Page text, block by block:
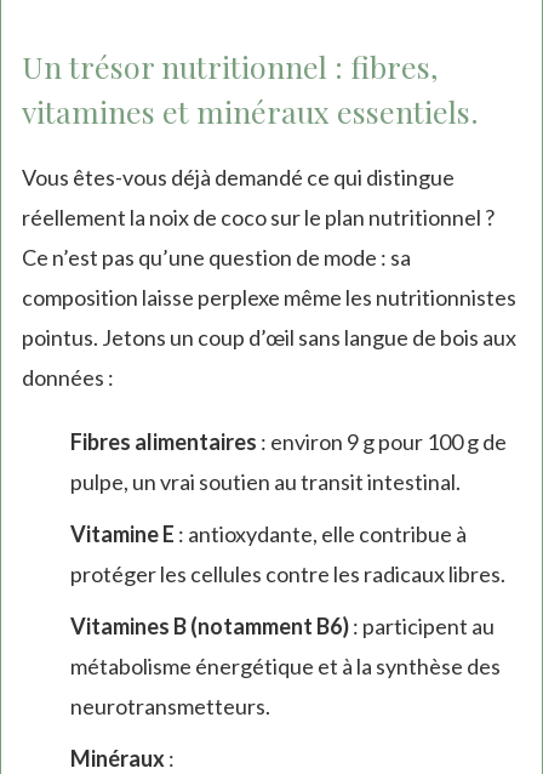
Un trésor nutritionnel : fibres,
vitamines et minéraux essentiels.
Vous êtes-vous déjà demandé ce qui distingue
réellement la noix de coco sur le plan nutritionnel ?
Ce n’est pas qu’une question de mode : sa
composition laisse perplexe même les nutritionnistes
pointus. Jetons un coup d’œil sans langue de bois aux
données :
Fibres alimentaires : environ 9 g pour 100 g de
pulpe, un vrai soutien au transit intestinal.
Vitamine E : antioxydante, elle contribue à
protéger les cellules contre les radicaux libres.
Vitamines B (notamment B6): participent au
métabolisme énergétique et à la synthèse des
neurotransmetteurs.
Minéraux: